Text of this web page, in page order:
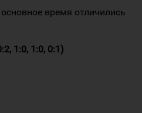
время отличились
1:0, 1:0, 0:1)